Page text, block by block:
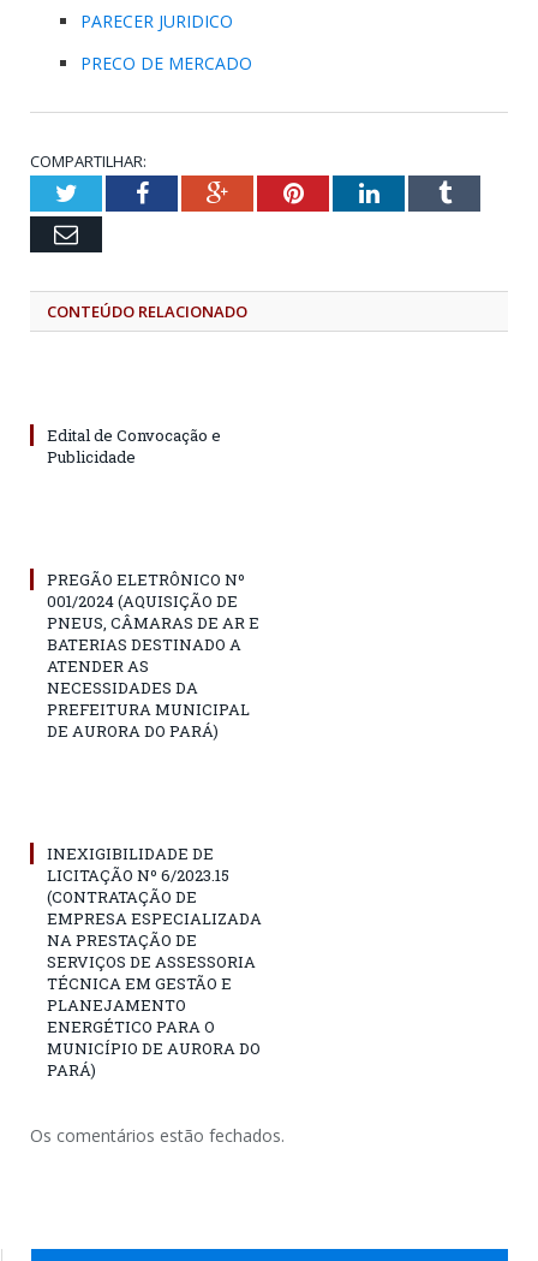
PARECER JURIDICO
PRECO DE MERCADO
COMPARTILHAR:
TwitterFacebookGoogle+PinterestLinkedInTumblr
Email
CONTEÚDO RELACIONADO
Edital de Convocação e
Publicidade
PREGÃO ELETRÔNICO Nº
001/2024 (AQUISIÇÃO DE
PNEUS, CÂMARAS DE AR E
BATERIAS DESTINADO A
ATENDER AS
NECESSIDADES DA
PREFEITURA MUNICIPAL
DE AURORA DO PARÁ)
INEXIGIBILIDADE DE
LICITAÇÃO Nº 6/2023.15
(CONTRATAÇÃO DE
EMPRESA ESPECIALIZADA
NA PRESTAÇÃO DE
SERVIÇOS DE ASSESSORIA
TÉCNICA EM GESTÃO E
PLANEJAMENTO
ENERGÉTICO PARA O
MUNICÍPIO DE AURORA DO
PARÁ)
Os comentários estão fechados.